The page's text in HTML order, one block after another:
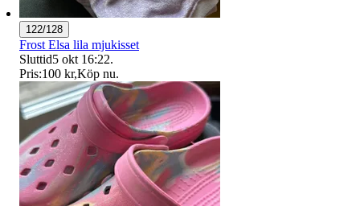
122/128
Frost Elsa lila mjukisset
Sluttid5 okt 16:22.
Pris:100 kr,Köp nu.